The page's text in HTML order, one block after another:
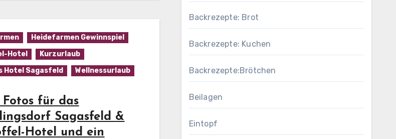
Heidefarmen Gewinnspiel
Hotel
Kurzurlaub
Hotel Sagasfeld
Wellnessurlaub
Fotos für das
Sagasfeld &
Hotel und ein
Backrezepte: Brot
Backrezepte: Kuchen
Backrezepte:Brötchen
Beilagen
Eintopf